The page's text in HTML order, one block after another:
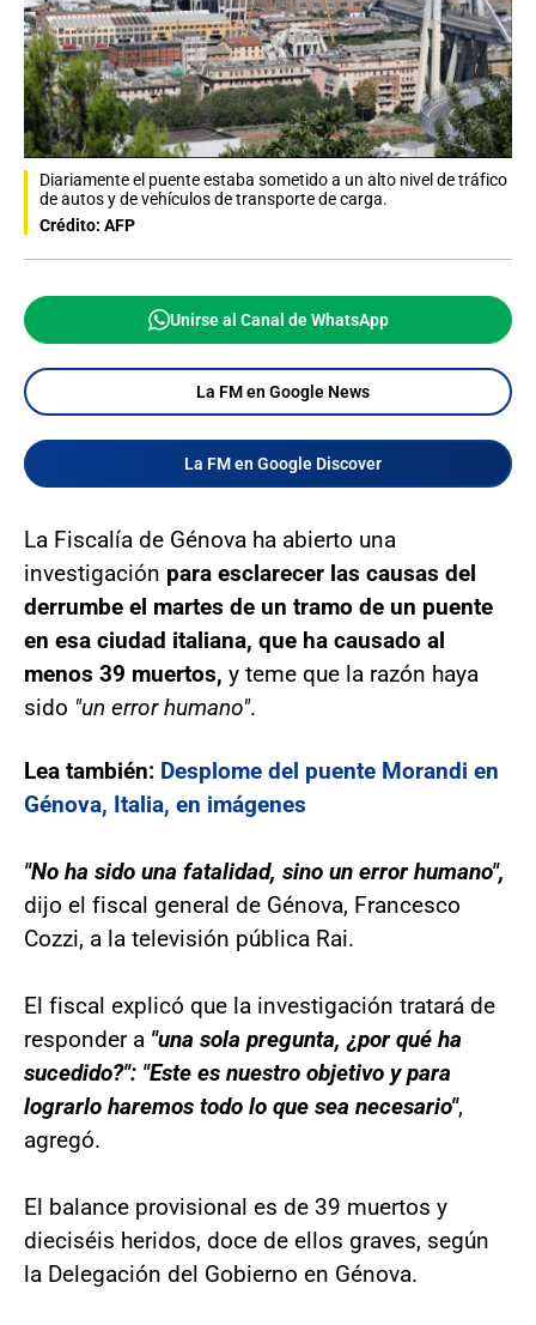
Diariamente el puente estaba sometido a un alto nivel de tráfico
de autos y de vehículos de transporte de carga.
Crédito: AFP
Unirse al Canal de WhatsApp
La FM en Google News
La FM en Google Discover
La Fiscalía de Génova ha abierto una
investigación para esclarecer las causas del
derrumbe el martes de un tramo de un puente
en esa ciudad italiana, que ha causado al
menos 39 muertos, y teme que la razón haya
sido "un error humano".
Lea también: Desplome del puente Morandi en
Génova, Italia, en imágenes
"No ha sido una fatalidad, sino un error humano",
dijo el fiscal general de Génova, Francesco
Cozzi, a la televisión pública Rai.
El fiscal explicó que la investigación tratará de
responder a "una sola pregunta, ¿por qué ha
sucedido?": "Este es nuestro objetivo y para
lograrlo haremos todo lo que sea necesario",
agregó.
El balance provisional es de 39 muertos y
dieciséis heridos, doce de ellos graves, según
la Delegación del Gobierno en Génova.